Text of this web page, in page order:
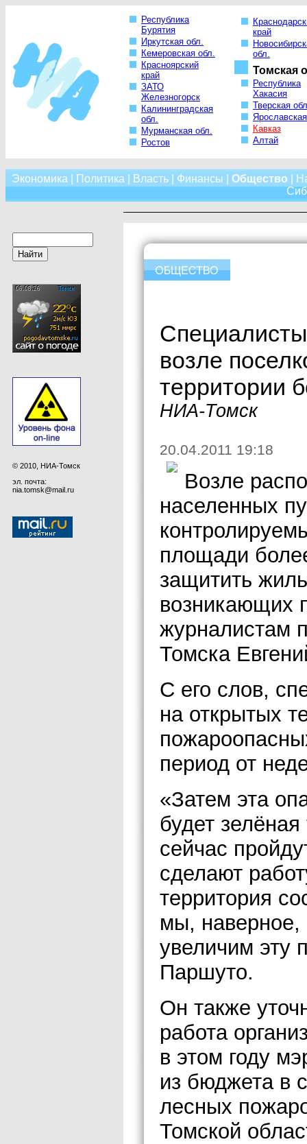
Республика
Бурятия
Иркутская обл.
Кемеровская обл.
Красноярский
край
ЗАТО
Железногорск
Калининградская
обл.
Мурманская обл.
Ростов
край
обл.
Томская
Республика
Хакасия
Тверская
Кавказ
Алтай
Экономика Политика Власть| Финансы Общество
© 2010, НИА-Томск
эл. почта:
nia.tomsk@mail.ru
возле
территории
НИА-Томск
20.04.2011 19:18
Возле
населенных
площади
защитить
возникающих
журналистам
Томска
С его слов,
на открытых
период от
«Затем эта
будет
сейчас
сделают
территория
мы,
увеличим эту
Паршуто.
Он также
работа
в этом году
из бюджета в
лесных
Томской